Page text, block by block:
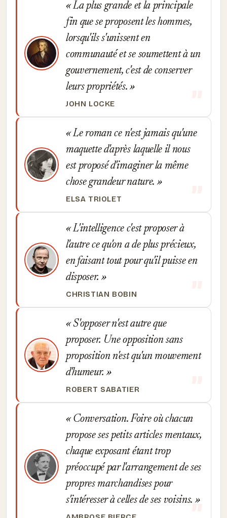
La plus grande et la principale
fin que se proposent les hommes,
lorsqu'ils s'unissent en
communauté et se soumettent à un
gouvernement, c'est de conserver
leurs propriétés.
JOHN LOCKE
Le roman ce n'est jamais qu'une
maquette d'après laquelle il nous
est proposé d'imaginer la même
chose grandeur nature.
ELSA TRIOLET
L'intelligence c'est proposer à
l'autre ce qu'on a de plus précieux,
en faisant tout pour qu'il puisse en
disposer.
CHRISTIAN BOBIN
S'opposer n'est autre que
proposer. Une opposition sans
proposition n'est qu'un mouvement
d'humeur.
ROBERT SABATIER
Conversation. Foire où chacun
propose ses petits articles mentaux,
chaque exposant étant trop
préoccupé par l'arrangement de ses
propres marchandises pour
s'intéresser à celles de ses voisins.